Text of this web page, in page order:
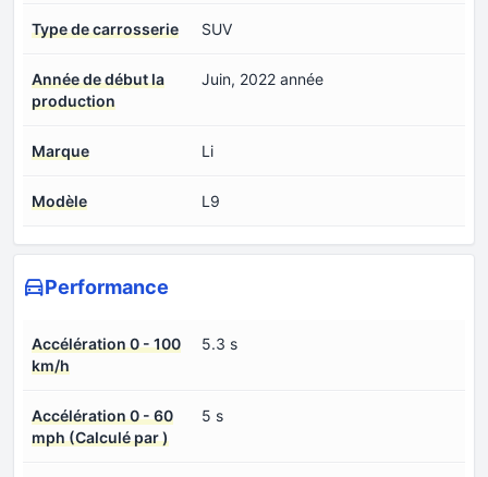
Type de carrosserie SUV
Année de début la
production
Juin, 2022 année
Marque Li
Modèle L9
Performance
Accélération 0 - 100
km/h
5.3 s
Accélération 0 - 60
mph (Calculé par )
5 s